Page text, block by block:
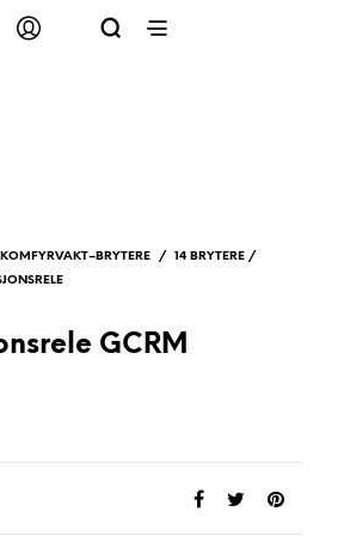
/
14 BRYTERE /
GCRM